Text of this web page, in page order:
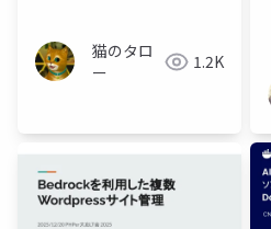
猫のタロ
ー
1.2K